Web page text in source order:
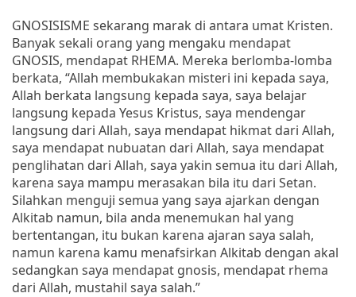
GNOSISISME sekarang marak di antara umat Kristen.
Banyak sekali orang yang mengaku mendapat
GNOSIS, mendapat RHEMA. Mereka berlomba-lomba
berkata, “Allah membukakan misteri ini kepada saya,
Allah berkata langsung kepada saya, saya belajar
langsung kepada Yesus Kristus, saya mendengar
langsung dari Allah, saya mendapat hikmat dari Allah,
saya mendapat nubuatan dari Allah, saya mendapat
penglihatan dari Allah, saya yakin semua itu dari Allah,
karena saya mampu merasakan bila itu dari Setan.
Silahkan menguji semua yang saya ajarkan dengan
Alkitab namun, bila anda menemukan hal yang
bertentangan, itu bukan karena ajaran saya salah,
namun karena kamu menafsirkan Alkitab dengan akal
sedangkan saya mendapat gnosis, mendapat rhema
dari Allah, mustahil saya salah.”